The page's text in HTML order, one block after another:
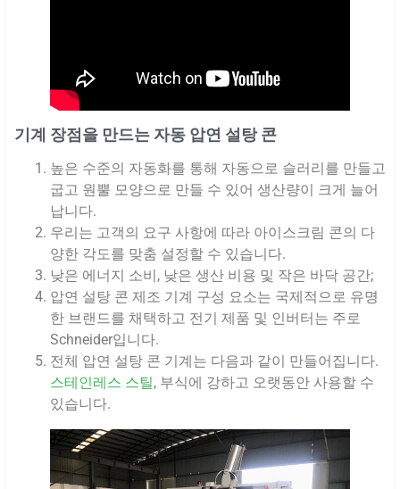
기계 장점을 만드는 자동 압연 설탕 콘
높은 수준의 자동화를 통해 자동으로 슬러리를 만들고
굽고 원뿔 모양으로 만들 수 있어 생산량이 크게 늘어
납니다.
우리는 고객의 요구 사항에 따라 아이스크림 콘의 다
양한 각도를 맞춤 설정할 수 있습니다.
낮은 에너지 소비, 낮은 생산 비용 및 작은 바닥 공간;
압연 설탕 콘 제조 기계 구성 요소는 국제적으로 유명
한 브랜드를 채택하고 전기 제품 및 인버터는 주로
Schneider입니다.
전체 압연 설탕 콘 기계는 다음과 같이 만들어집니다.
스테인레스 스틸, 부식에 강하고 오랫동안 사용할 수
있습니다.